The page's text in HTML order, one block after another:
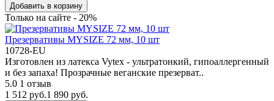
Добавить в корзину
Только на сайте - 20%
Презервативы MYSIZE 72 мм, 10 шт
10728-EU
Изготовлен из латекса Vytex - ультратонкий, гипоаллергенный
и без запаха! Прозрачные веганские презерват..
5.0 1 отзыв
1 512 руб.1 890 руб.